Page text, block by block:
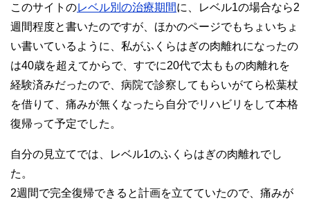
このサイトのレベル別の治療期間に、レベル1の場合なら2
週間程度と書いたのですが、ほかのページでもちょいちょ
い書いているように、私がふくらはぎの肉離れになったの
は40歳を超えてからで、すでに20代で太ももの肉離れを
経験済みだったので、病院で診察してもらいがてら松葉杖
を借りて、痛みが無くなったら自分でリハビリをして本格
復帰って予定でした。
自分の見立てでは、レベル1のふくらはぎの肉離れでし
た。
2週間で完全復帰できると計画を立てていたので、痛みが